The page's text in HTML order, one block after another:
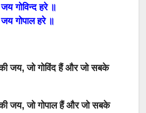
जय गोविन्द हरे ॥
जय गोपाल हरे ॥
जय, जो गोविंद हैं और जो सबके
जय, जो गोपाल हैं और जो सबके